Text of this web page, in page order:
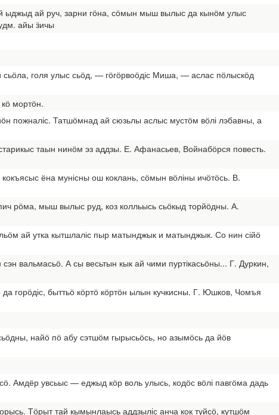
ыджыд ай руч, зарни гӧна, сӧмын мыш вылыс да кынӧм улыс
айы ӟичы
сьӧла, голя улыс сьӧд, — гӧгӧрвоӧдіс Миша, — аслас пӧлыскӧд
мортӧн.
пожналіс. Татшӧмнад ай сюзьлы аслыс мустӧм вӧлі лэбавны, а
таын нинӧм эз аддзы. Е. Афанасьев, Войнабӧрся повесть.
ёна мунісны ош коклань, сӧмын вӧліны ичӧтӧсь. В.
рӧма, мыш вылыс руд, коз колльысь сьӧкыд торйӧдны. А.
ай утка кытшлаліс пыр матынджык и матынджык. Со нин сійӧ
вальмасьӧ. А сы весьтын кык ай чими пуртікасьӧны... Г. Дуркин,
горӧдіс, быттьӧ кӧртӧ кӧртӧн ылын кучкисны. Г. Юшков, Чомъя
найӧ пӧ абу сэтшӧм гырысьӧсь, но азымӧсь да йӧв
Амдёр увсьыс — еджыд кӧр воль улысь, кодӧс вӧлі павгӧма дадь
Тӧрыт тай кымынлаысь аддзыліс анча кок туйсӧ, кутшӧм